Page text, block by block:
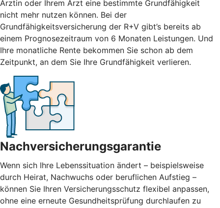
Ärztin oder Ihrem Arzt eine bestimmte Grundfähigkeit
nicht mehr nutzen können. Bei der
Grundfähigkeitsversicherung der R+V gibt’s bereits ab
einem Prognosezeitraum von 6 Monaten Leistungen. Und
Ihre monatliche Rente bekommen Sie schon ab dem
Zeitpunkt, an dem Sie Ihre Grundfähigkeit verlieren.
Nachversicherungsgarantie
Wenn sich Ihre Lebenssituation ändert – beispielsweise
durch Heirat, Nachwuchs oder beruflichen Aufstieg –
können Sie Ihren Versicherungsschutz flexibel anpassen,
ohne eine erneute Gesundheitsprüfung durchlaufen zu